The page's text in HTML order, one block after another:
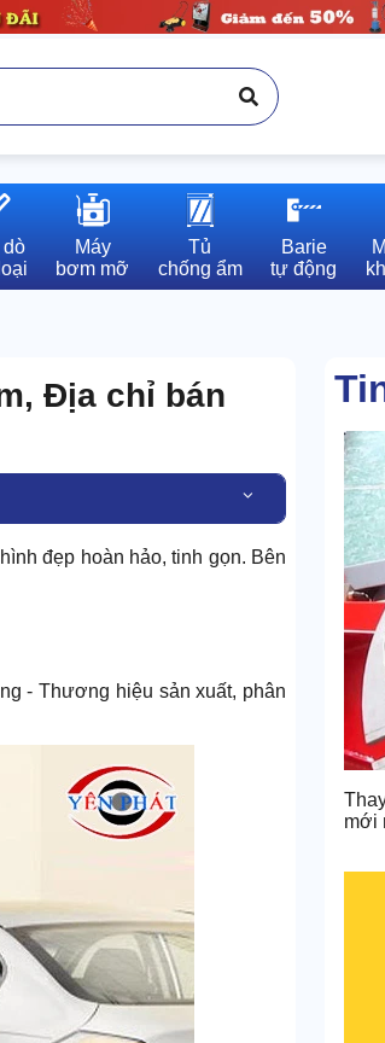
dò
Máy
bơm mỡ
Tủ
chống ẩm
Barie
tự động
Địa chỉ bán
đẹp hoàn hảo, tinh gọn. Bên
- Thương hiệu sản xuất, phân
mới